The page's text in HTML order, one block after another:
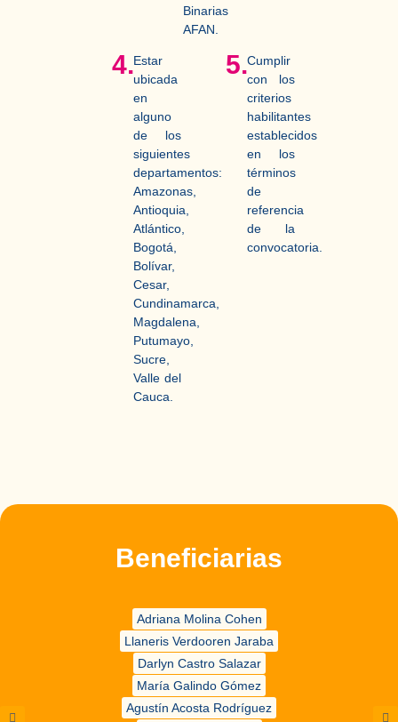
Binarias
AFAN.
4.Estar
ubicada
en
alguno
de los
siguientes
departamentos:
Amazonas,
Antioquia,
Atlántico,
Bogotá,
Bolívar,
Cesar,
Cundinamarca,
Magdalena,
Putumayo,
Sucre,
Valle del
Cauca.
5.Cumplir
con los
criterios
habilitantes
establecidos
en los
términos
de
referencia
de la
convocatoria.
Beneficiarias
Adriana Molina Cohen
Llaneris Verdooren Jaraba
Darlyn Castro Salazar
María Galindo Gómez
Agustín Acosta Rodríguez